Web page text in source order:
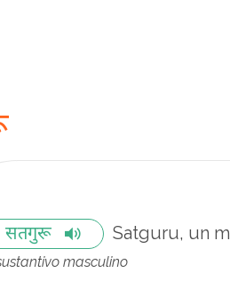
सतगुरू Satguru, un
masculino